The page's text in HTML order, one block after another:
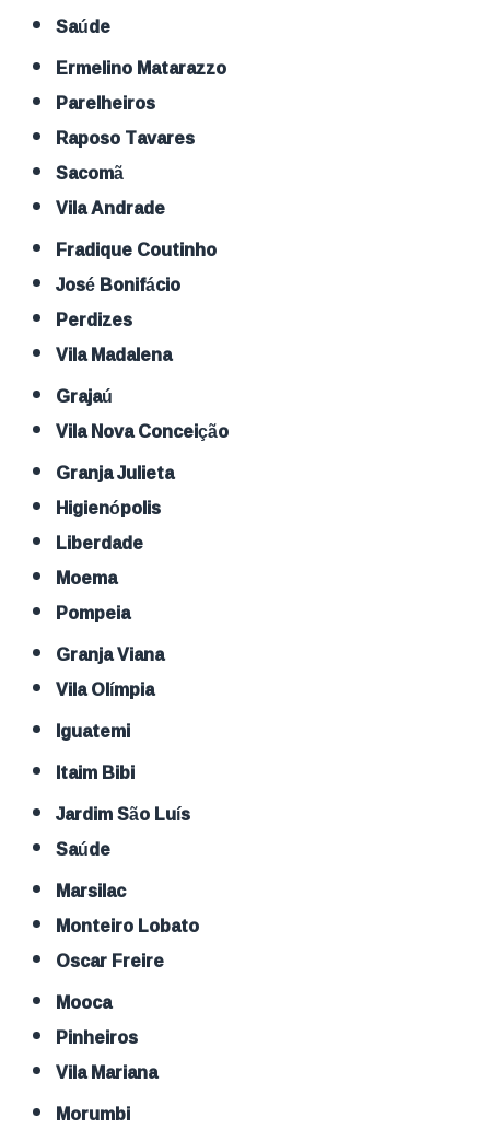
Saúde
Ermelino Matarazzo
Parelheiros
Raposo Tavares
Sacomã
Vila Andrade
Fradique Coutinho
José Bonifácio
Perdizes
Vila Madalena
Grajaú
Vila Nova Conceição
Granja Julieta
Higienópolis
Liberdade
Moema
Pompeia
Granja Viana
Vila Olímpia
Iguatemi
Itaim Bibi
Jardim São Luís
Saúde
Marsilac
Monteiro Lobato
Oscar Freire
Mooca
Pinheiros
Vila Mariana
Morumbi